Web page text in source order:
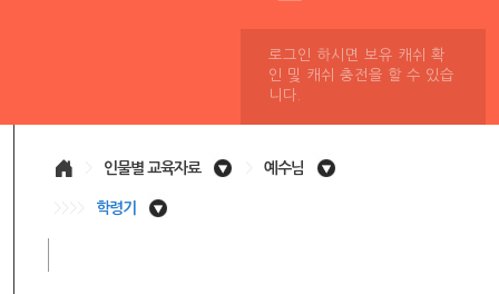
로그인 하시면 보유 캐쉬 확
인 및 캐쉬 충전을 할 수 있습
니다.
인물별 교육자료 예수님
학령기